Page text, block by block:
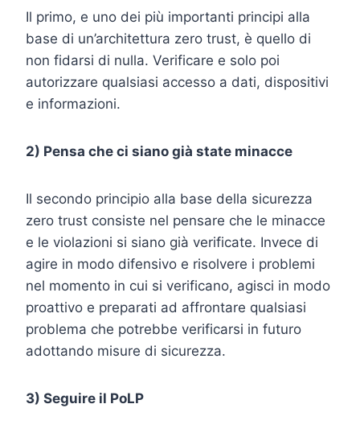
Il primo, e uno dei più importanti principi alla
base di un’architettura zero trust, è quello di
non fidarsi di nulla. Verificare e solo poi
autorizzare qualsiasi accesso a dati, dispositivi
e informazioni.
2) Pensa che ci siano già state minacce
Il secondo principio alla base della sicurezza
zero trust consiste nel pensare che le minacce
e le violazioni si siano già verificate. Invece di
agire in modo difensivo e risolvere i problemi
nel momento in cui si verificano, agisci in modo
proattivo e preparati ad affrontare qualsiasi
problema che potrebbe verificarsi in futuro
adottando misure di sicurezza.
3) Seguire il PoLP